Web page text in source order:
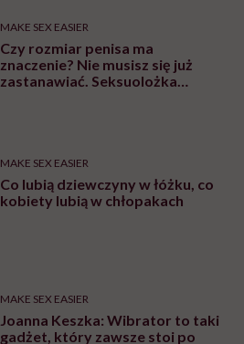
MAKE SEX EASIER
Czy rozmiar penisa ma
znaczenie? Nie musisz się już
zastanawiać. Seksuolożka
MAKE SEX EASIER
Co lubią dziewczyny w łóżku, co
kobiety lubią w chłopakach
MAKE SEX EASIER
Joanna Keszka: Wibrator to taki
gadżet, który zawsze stoi po